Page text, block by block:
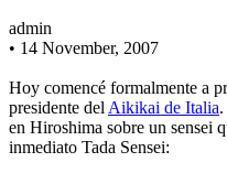
admin
• 14 November, 2007
Hoy comencé formalmente a
presidente del Aikikai de Italia
en Hiroshima sobre un sensei
inmediato Tada Sensei: